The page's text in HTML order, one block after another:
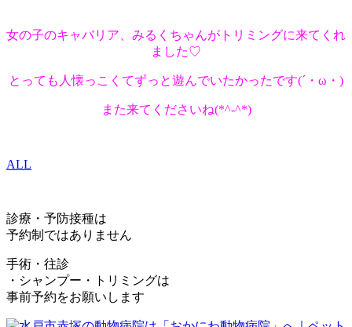
女の子のキャバリア、みるくちゃんがトリミングに来てくれ
ました♡
とっても人懐っこくてずっと遊んでいたかったです(´・ω・)
また来てくださいね(*^-^*)
ALL
診療・予防接種は
予約制ではありません
手術・往診
・シャンプー・トリミングは
事前予約をお願いします